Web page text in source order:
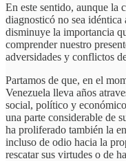
En este sentido, aunque la
diagnosticó no sea
disminuye la importancia
comprender nuestro
adversidades y conflictos
Partamos de que, en el
Venezuela lleva años
social, político y
una parte considerable de
ha proliferado también la
incluso de odio hacia la
rescatar sus virtudes o de